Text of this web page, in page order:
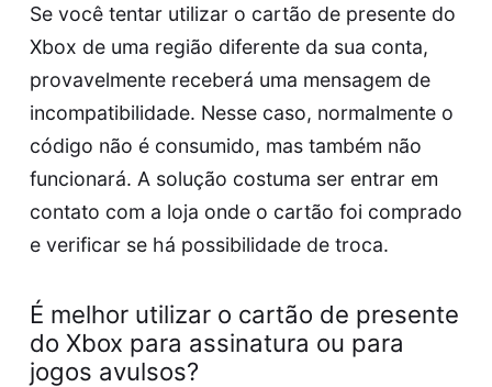
Se você tentar utilizar o cartão de presente do
Xbox de uma região diferente da sua conta,
provavelmente receberá uma mensagem de
incompatibilidade. Nesse caso, normalmente o
código não é consumido, mas também não
funcionará. A solução costuma ser entrar em
contato com a loja onde o cartão foi comprado
e verificar se há possibilidade de troca.
É melhor utilizar o cartão de presente
do Xbox para assinatura ou para
jogos avulsos?